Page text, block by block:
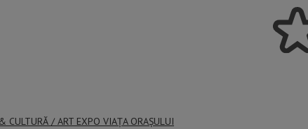
CULTURĂ / ART EXPO VIAȚA ORAȘULUI